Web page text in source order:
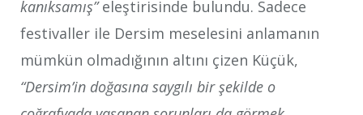
kanıksamış”eleştirisinde bulundu. Sadece
festivaller ile Dersim meselesini anlamanın
mümkün olmadığının altını çizen Küçük,
“Dersim’in doğasına saygılı bir şekilde o